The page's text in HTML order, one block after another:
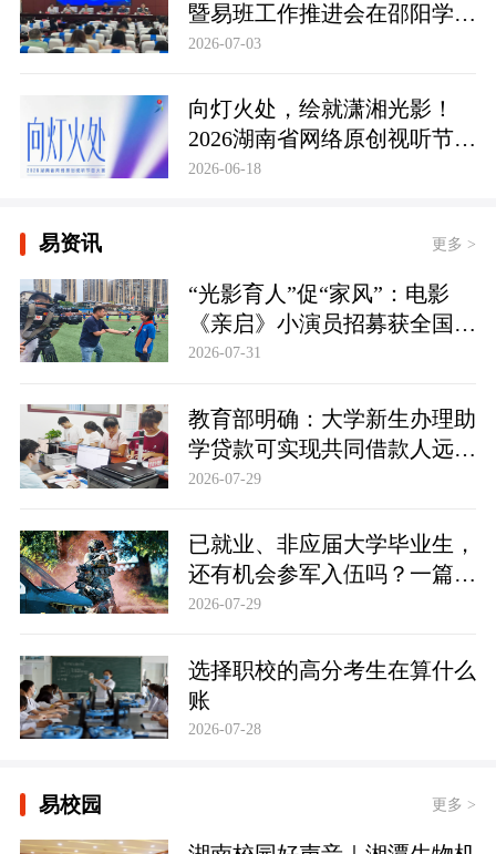
暨易班工作推进会在邵阳学院
举行
2026-07-03
向灯火处，绘就潇湘光影！
2026湖南省网络原创视听节目
大赛正式启幕
2026-06-18
易资讯 更多 >
“光影育人”促“家风”：电影
《亲启》小演员招募获全国
500余家庭响应参与
2026-07-31
教育部明确：大学新生办理助
学贷款可实现共同借款人远程
办贷
2026-07-29
已就业、非应届大学毕业生，
还有机会参军入伍吗？一篇看
懂！
2026-07-29
选择职校的高分考生在算什么
账
2026-07-28
易校园 更多 >